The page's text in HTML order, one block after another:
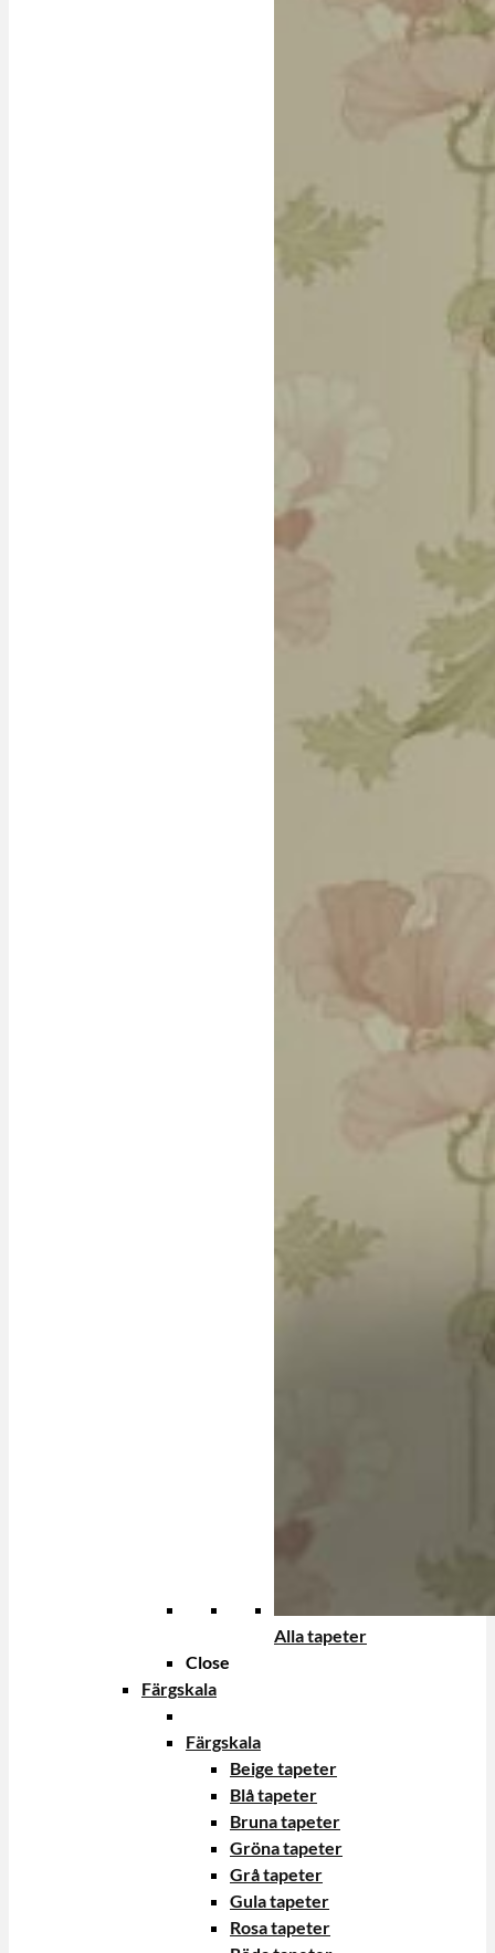
Alla tapeter
Close
Färgskala
Färgskala
Beige tapeter
Blå tapeter
Bruna tapeter
Gröna tapeter
Grå tapeter
Gula tapeter
Rosa tapeter